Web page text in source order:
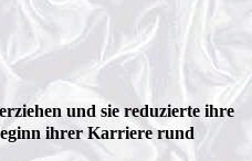
und sie reduzierte ihre
ihrer Karriere rund